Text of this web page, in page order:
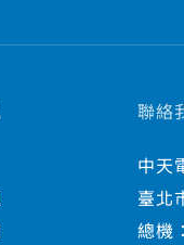
聯絡
中天
臺北
總機：